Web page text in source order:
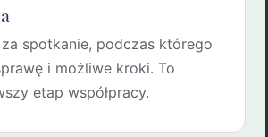
za spotkanie, podczas którego
i możliwe kroki. To
etap współpracy.